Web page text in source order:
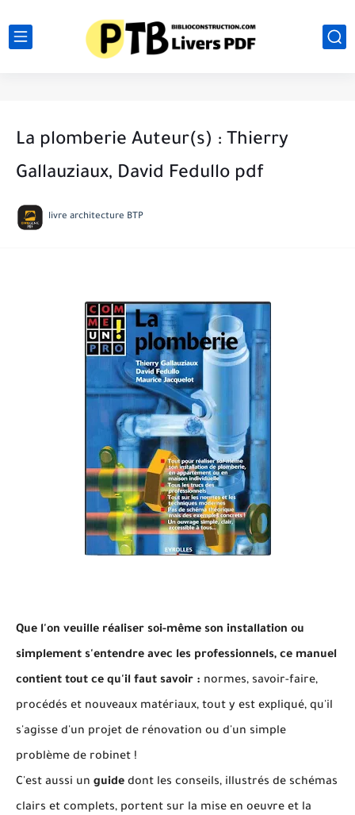
La plomberie Auteur(s) : Thierry
Gallauziaux, David Fedullo pdf
livre architecture BTP
Que l'on veuille réaliser soi-même son installation ou
simplement s'entendre avec les professionnels, ce manuel
contient tout ce qu'il faut savoir : normes, savoir-faire,
procédés et nouveaux matériaux, tout y est expliqué, qu'il
s'agisse d'un projet de rénovation ou d'un simple
problème de robinet !
C'est aussi un guide dont les conseils, illustrés de schémas
clairs et complets, portent sur la mise en oeuvre et la